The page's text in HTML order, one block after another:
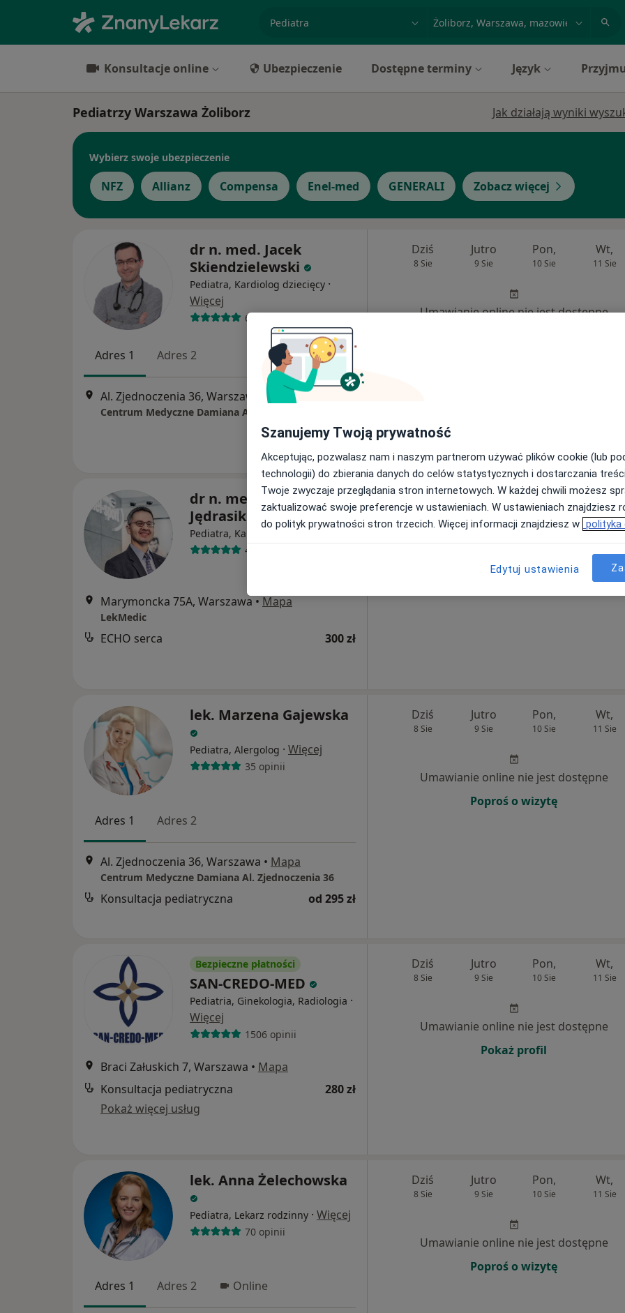
specjalizacja, badanie lub nazwiskomiasto lub dzielnica
Konsultacje online Ubezpieczenie Dostępne terminy Język
Pediatrzy Warszawa Żoliborz Jak działają wyniki
Wybierz swoje ubezpieczenie
NFZ Allianz Compensa Enel-med GENERALI Zobacz więcej
dr n. med. Jacek
Skiendzielewski
Pediatra, Kardiolog dziecięcy ·
Więcej
62 opinie
Adres 1 Adres 2
Al. Zjednoczenia 36, Warszawa • Mapa
Centrum Medyczne Damiana Al. Zjednoczenia 36
Dziś
8 Sie
Jutro
9 Sie
Pon,
10 Sie
Wt,
11 Sie
Umawianie online nie jest dostępne
dr n. med. Piotr
Jędrasik
Pediatra, Kardiolog Więcej
42 opinie
Marymoncka 75A, Warszawa • Mapa
LekMedic
ECHO serca 300 zł
Dziś
8 Sie
Jutro
9 Sie
Pon,
10 Sie
Wt,
11 Sie
lek. Marzena Gajewska
Pediatra, Alergolog · Więcej
35 opinii
Adres 1 Adres 2
Al. Zjednoczenia 36, Warszawa • Mapa
Centrum Medyczne Damiana Al. Zjednoczenia 36
Konsultacja pediatryczna od 295 zł
Dziś
8 Sie
Jutro
9 Sie
Pon,
10 Sie
Wt,
11 Sie
Umawianie online nie jest dostępne
Poproś o wizytę
Bezpieczne płatności
SAN-CREDO-MED
Pediatria, Ginekologia, Radiologia ·
Więcej
1506 opinii
Braci Załuskich 7, Warszawa • Mapa
Konsultacja pediatryczna
280 zł
Pokaż więcej usług
Dziś
8 Sie
Jutro
9 Sie
Pon,
10 Sie
Wt,
11 Sie
Umawianie online nie jest dostępne
Pokaż profil
lek. Anna Żelechowska
Pediatra, Lekarz rodzinny · Więcej
70 opinii
Adres 1 Adres 2 Online
Dziś
8 Sie
Jutro
9 Sie
Pon,
10 Sie
Wt,
11 Sie
Umawianie online nie jest dostępne
Poproś o wizytę
Szanujemy Twoją prywatność
Akceptując, pozwalasz nam i naszym partnerom używać plików cookie (lub
technologii) do zbierania danych do celów statystycznych i dostarczania
Twoje zwyczaje przeglądania stron internetowych. W każdej chwili możesz
zaktualizować swoje preferencje w ustawieniach. W ustawieniach znajdziesz
do polityk prywatności stron trzecich. Więcej informacji znajdziesz w polityka
Edytuj ustawienia